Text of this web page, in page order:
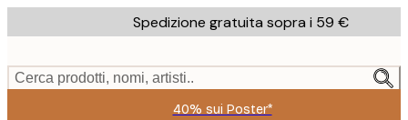
to
content.
Spedizione gratuita sopra i 59 €
Cerca prodotti, nomi, artisti..
40% sui Poster*